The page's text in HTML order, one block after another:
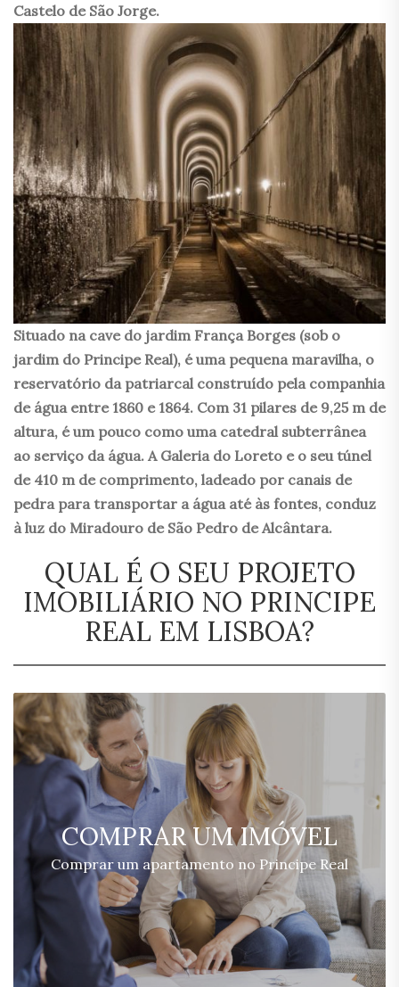
Castelo de São Jorge.
Situado na cave do jardim França Borges (sob o
jardim do Principe Real), é uma pequena maravilha, o
reservatório da patriarcal construído pela companhia
de água entre 1860 e 1864. Com 31 pilares de 9,25 m de
altura, é um pouco como uma catedral subterrânea
ao serviço da água. A Galeria do Loreto e o seu túnel
de 410 m de comprimento, ladeado por canais de
pedra para transportar a água até às fontes, conduz
à luz do Miradouro de São Pedro de Alcântara.
QUAL É O SEU PROJETO
IMOBILIÁRIO NO PRINCIPE
REAL EM LISBOA?
COMPRAR UM IMÓVEL
Comprar um apartamento no Principe Real